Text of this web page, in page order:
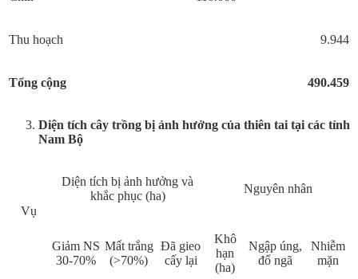
Thu hoạch 9.944
Tổng cộng 490.459
Diện tích cây trồng bị ảnh hưởng của thiên tai tại các tỉnh
Nam Bộ
Vụ
Diện tích bị ảnh hưởng và
khắc phục (ha)
Nguyên nhân
Giảm NS
30-70%
Mất trắng
(>70%)
Đã gieo
cấy lại
Khô
hạn
(ha)
Ngập úng,
đổ ngã
Nhiễm
mặn